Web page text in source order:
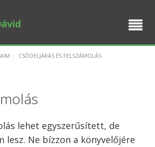
CSŐDELJÁRÁS ÉS FELSZÁMOLÁS
lehet egyszerűsített, de
lesz. Ne bízzon a könyvelőjére